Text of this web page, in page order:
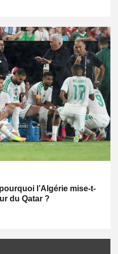
l’Algérie mise-t-
du Qatar ?